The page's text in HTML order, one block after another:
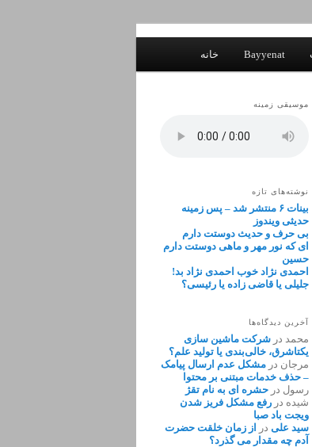
خانه Bayyenat
موسیقی زمینه
نوشته‌های تازه
بینات ۶ منتشر شد – پس زمینه
حدیثی ویندوز
بی حرف و حدیث دوستت دارم
ای که نور مهر و ماهی دوستت دارم
حسین
احمدی نژاد خوب احمدی نژاد بد!
جلیلی یا قاضی زاده یا رئیسی؟
آخرین دیدگاه‌ها
محمد در شرکت ماشین سازی
یکتاشرق، خالی‌بندی یا تولید علم؟
مرجان در مشکل عدم ارسال پیامک
– حذف خدمات مبتنی بر محتوا
رسول در حشره ای به نام تقژ
شیده در رفع مشکل فریز شدن
ویجت باد صبا
سید علی در از زمان خلقت حضرت
آدم چه مقدار می گذرد؟